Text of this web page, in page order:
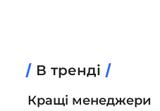
В тренді
Кращі менеджери